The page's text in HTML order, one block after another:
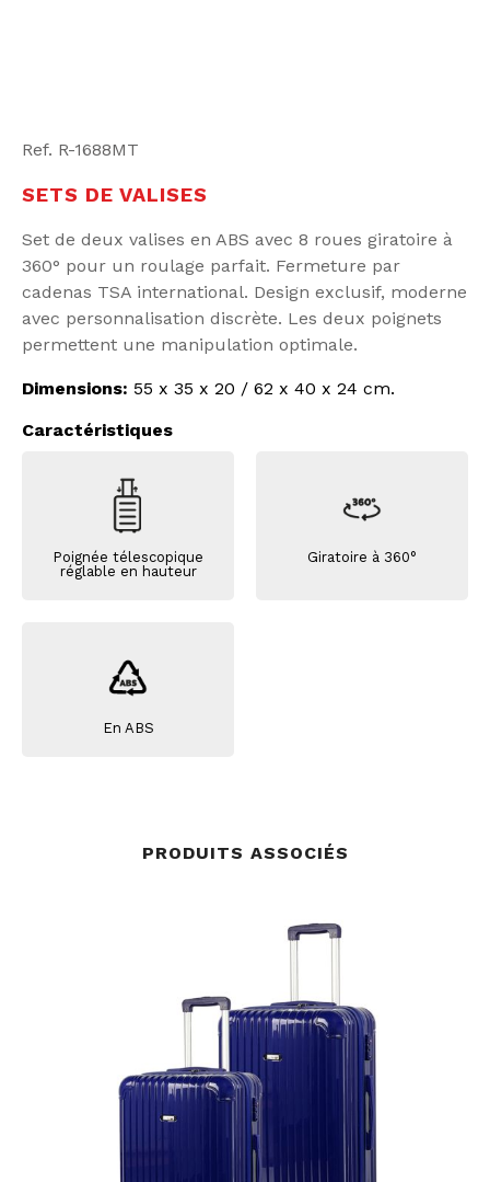
Ref. R-1688MT
SETS DE VALISES
Set de deux valises en ABS avec 8 roues giratoire à
360° pour un roulage parfait. Fermeture par
cadenas TSA international. Design exclusif, moderne
avec personnalisation discrète. Les deux poignets
permettent une manipulation optimale.
Dimensions: 55 x 35 x 20 / 62 x 40 x 24 cm.
Caractéristiques
Poignée télescopique
réglable en hauteur
Giratoire à 360°
En ABS
PRODUITS ASSOCIÉS